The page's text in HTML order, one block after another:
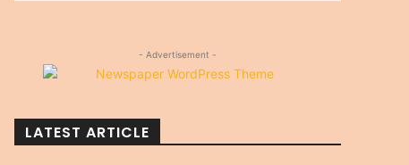
- Advertisement -
LATEST ARTICLE